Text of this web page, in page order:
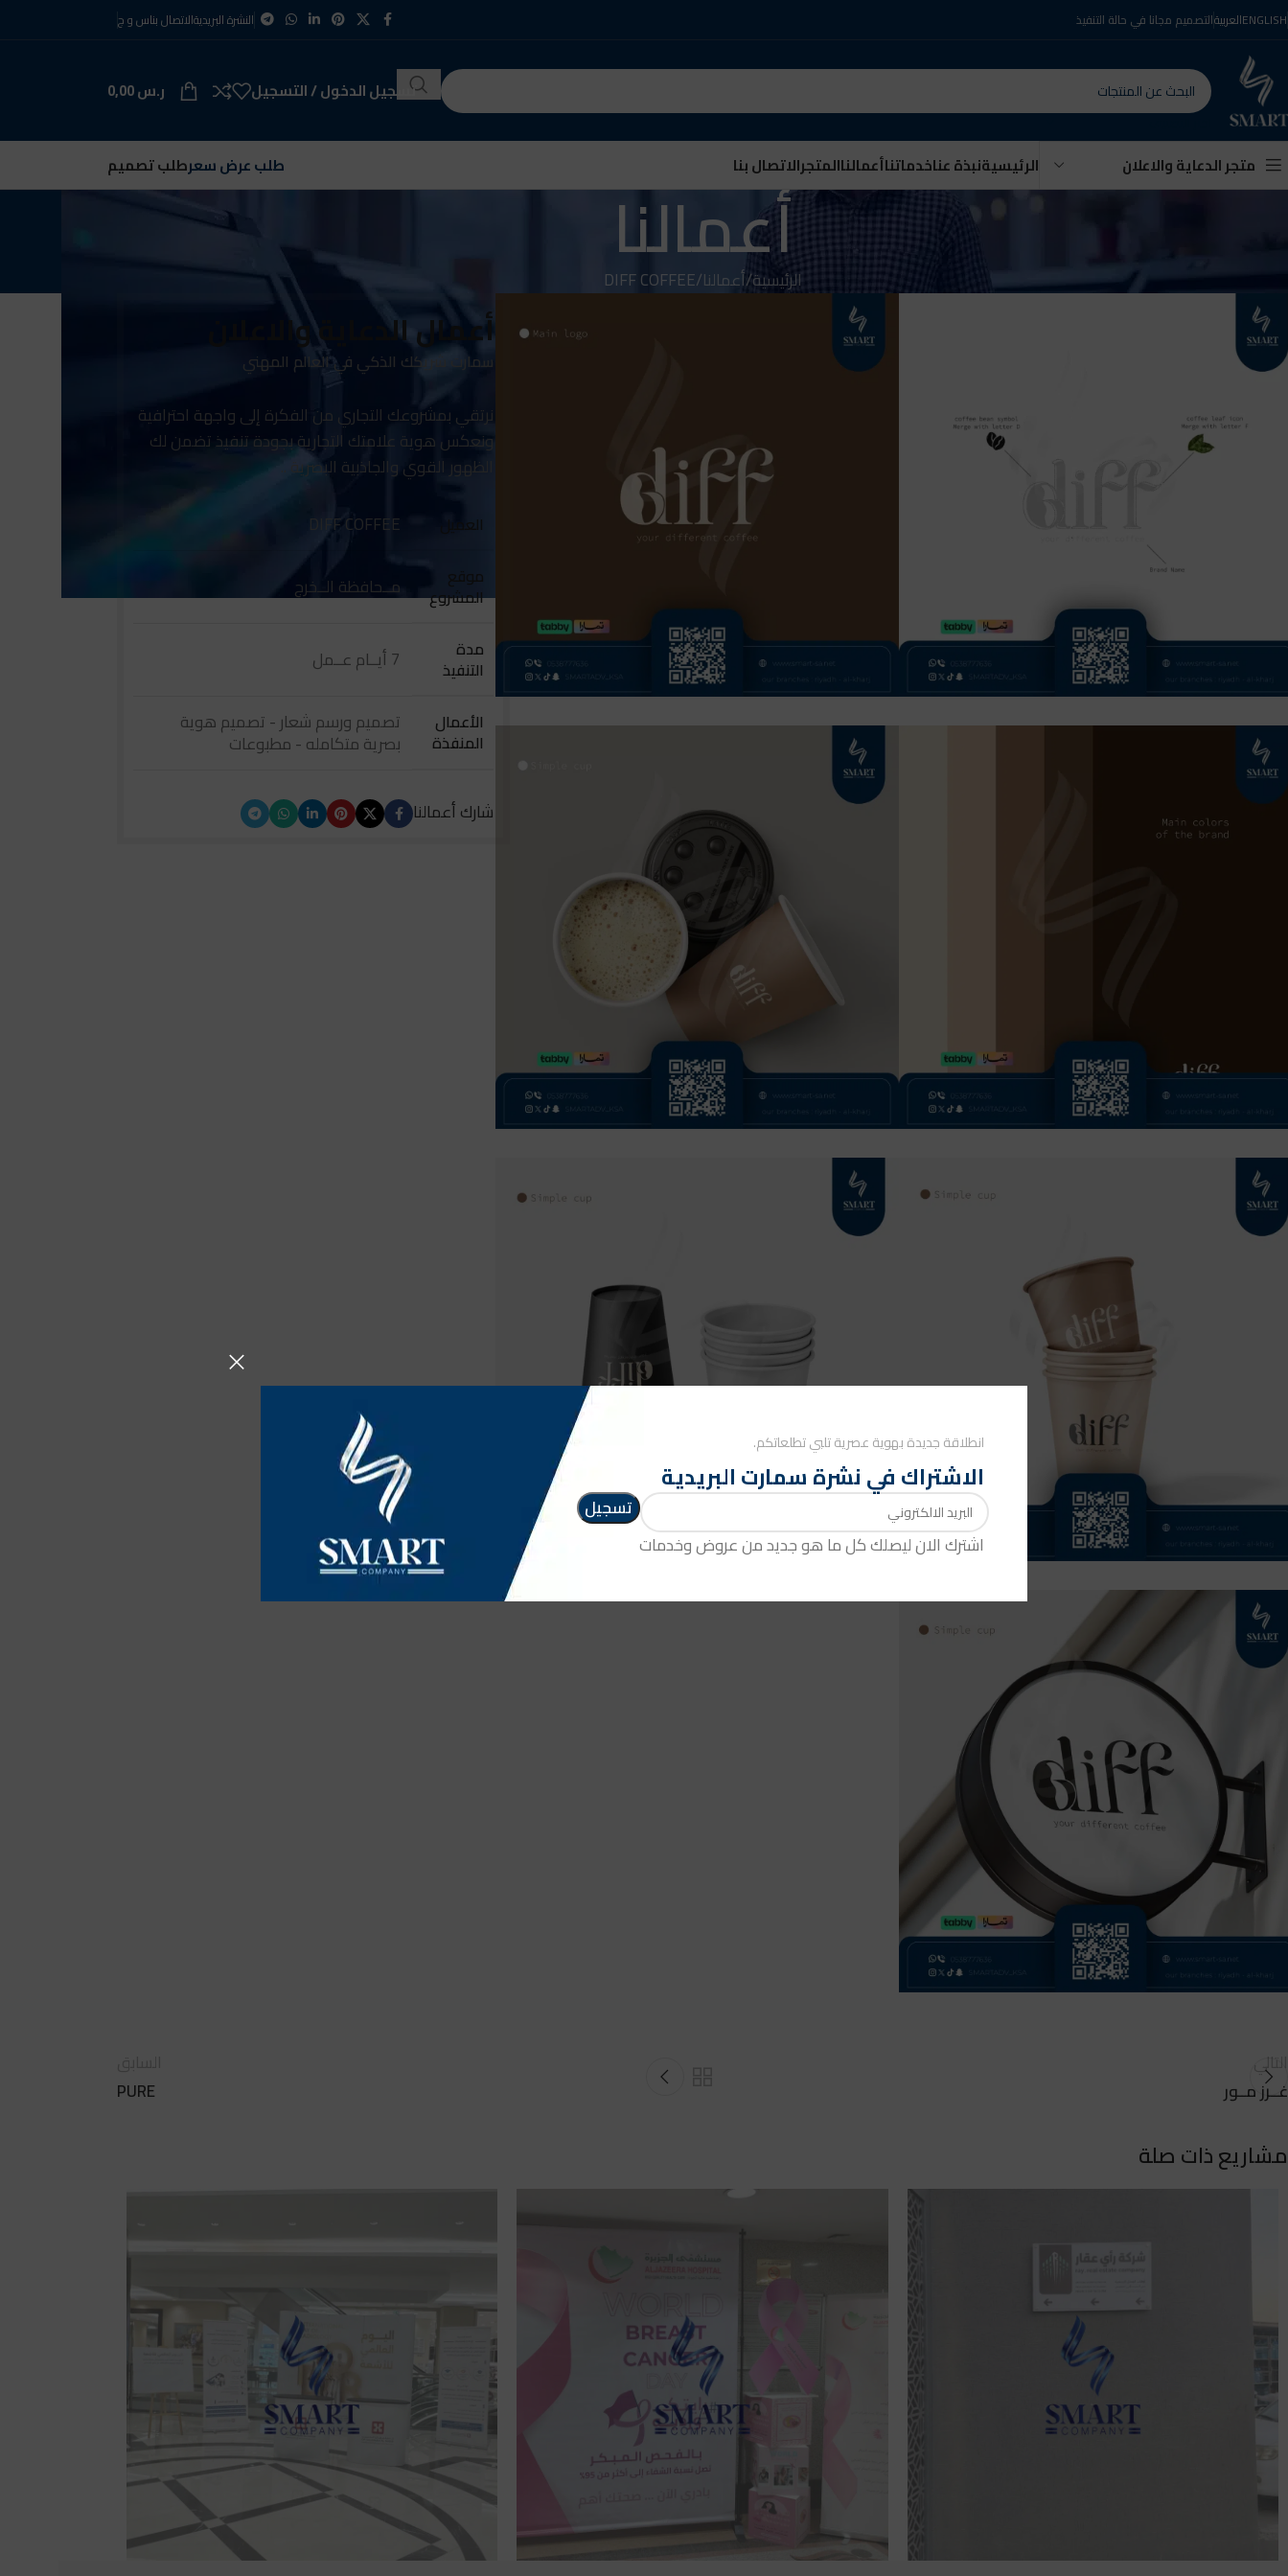
انطلاقة جديدة بهوية عصرية تلبي تطلعاتكم.
الاشتراك في نشرة سمارت البريدية
اشترك الان ليصلك كل ما هو جديد من عروض وخدمات
ENGLISHالعربيةالتصميم مجانا في حالة التنفيذ النشرة البريديةالاتصال بناس و ج
تسجيل الدخول / التسجيل ر.س
متجر الدعاية والاعلان الرئيسيةنبذة عناخدماتناأعمالناالمتجرالاتصال بنا طلب عرض سعرطلب تصميم
أعمالنا
الرئيسية أعمالنا DIFF COFFEE
أعمال الدعاية والاعلان
سمارت شريكك الذكي في العالم المهني
نرتقي بمشروعك التجاري من الفكرة إلى واجهة احترافية
ونعكس هوية علامتك التجارية بجودة تنفيذ تضمن لك
الظهور القوي والجاذبية البصرية ..
العميل DIFF COFFEE
موقع
المشروع مــحافظة الــخرج
مدة
التنفيذ 7 أيــام عــمل
الأعمال
المنفذة
تصميم ورسم شعار - تصميم هوية
بصرية متكامله - مطبوعات
شارك أعمالنا
التالي
غــرز مــور
PURE
مشاريع ذات صلة